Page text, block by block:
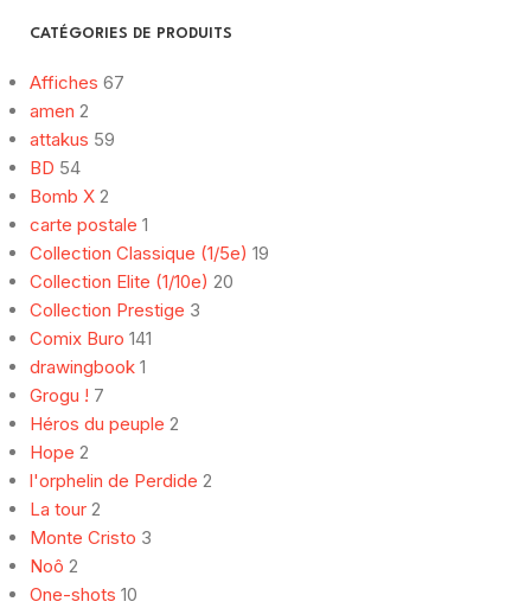
CATÉGORIES DE PRODUITS
Affiches 67
amen 2
attakus 59
BD 54
Bomb X 2
carte postale 1
Collection Classique (1/5e) 19
Collection Elite (1/10e) 20
Collection Prestige 3
Comix Buro 141
drawingbook 1
Grogu ! 7
Héros du peuple 2
Hope 2
l'orphelin de Perdide 2
La tour 2
Monte Cristo 3
Noô 2
One-shots 10